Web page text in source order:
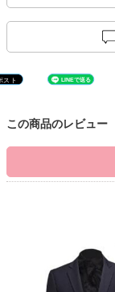
この商品のレビュー